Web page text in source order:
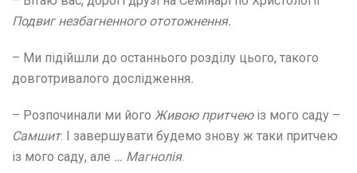
Подвиг незбагненного ототожнення.
– Ми підійшли до останнього розділу цього, такого
довготривалого дослідження.
– Розпочинали ми його Живою притчею із мого саду –
Самшит. І завершувати будемо знову ж таки притчею
із мого саду, але … Магнолія.